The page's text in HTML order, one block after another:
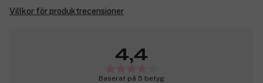
Villkor för produktrecensioner
4,4
Baserat på 5 betyg